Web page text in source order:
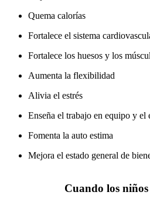
Quema calorías
Fortalece el sistema
Fortalece los huesos y los
Aumenta la flexibilidad
Alivia el estrés
Enseña el trabajo en equipo y
Fomenta la auto estima
Mejora el estado general de
Cuando los niños